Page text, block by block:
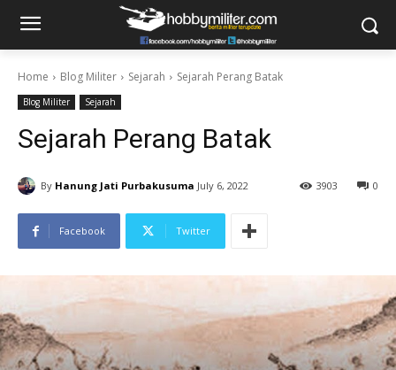
Home Blog Militer Sejarah Sejarah Perang Batak
Blog Militer Sejarah
Sejarah Perang Batak
By Hanung Jati Purbakusuma July 6, 2022 0
3903
Facebook Twitter